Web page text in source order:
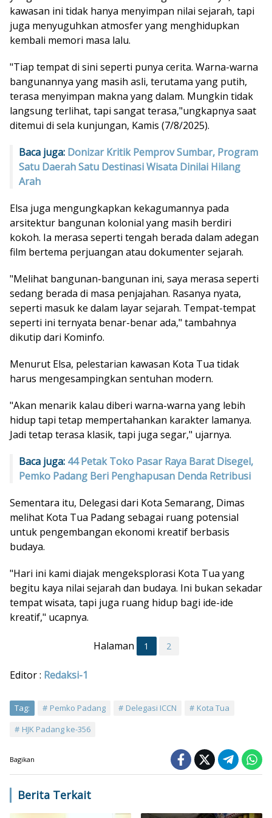
kawasan ini tidak hanya menyimpan nilai sejarah, tapi
juga menyuguhkan atmosfer yang menghidupkan
kembali memori masa lalu.
"Tiap tempat di sini seperti punya cerita. Warna-warna
bangunannya yang masih asli, terutama yang putih,
terasa menyimpan makna yang dalam. Mungkin tidak
langsung terlihat, tapi sangat terasa,"ungkapnya saat
ditemui di sela kunjungan, Kamis (7/8/2025).
Baca juga: Donizar Kritik Pemprov Sumbar, Program
Satu Daerah Satu Destinasi Wisata Dinilai Hilang
Arah
Elsa juga mengungkapkan kekagumannya pada
arsitektur bangunan kolonial yang masih berdiri
kokoh. Ia merasa seperti tengah berada dalam adegan
film bertema perjuangan atau dokumenter sejarah.
"Melihat bangunan-bangunan ini, saya merasa seperti
sedang berada di masa penjajahan. Rasanya nyata,
seperti masuk ke dalam layar sejarah. Tempat-tempat
seperti ini ternyata benar-benar ada," tambahnya
dikutip dari Kominfo.
Menurut Elsa, pelestarian kawasan Kota Tua tidak
harus mengesampingkan sentuhan modern.
"Akan menarik kalau diberi warna-warna yang lebih
hidup tapi tetap mempertahankan karakter lamanya.
Jadi tetap terasa klasik, tapi juga segar," ujarnya.
Baca juga: 44 Petak Toko Pasar Raya Barat Disegel,
Pemko Padang Beri Penghapusan Denda Retribusi
Sementara itu, Delegasi dari Kota Semarang, Dimas
melihat Kota Tua Padang sebagai ruang potensial
untuk pengembangan ekonomi kreatif berbasis
budaya.
"Hari ini kami diajak mengeksplorasi Kota Tua yang
begitu kaya nilai sejarah dan budaya. Ini bukan sekadar
tempat wisata, tapi juga ruang hidup bagi ide-ide
kreatif," ucapnya.
Halaman 1 2
Editor : Redaksi-1
Tag: Pemko Padang Delegasi ICCN
Kota Tua
HJK Padang ke-356
Bagikan
Berita Terkait